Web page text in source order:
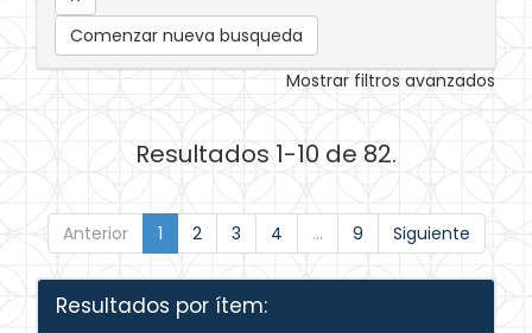
Comenzar nueva busqueda
Mostrar filtros avanzados
Resultados 1-10 de 82.
Anterior 1 2 3 4 ... 9 Siguiente
Resultados por ítem: